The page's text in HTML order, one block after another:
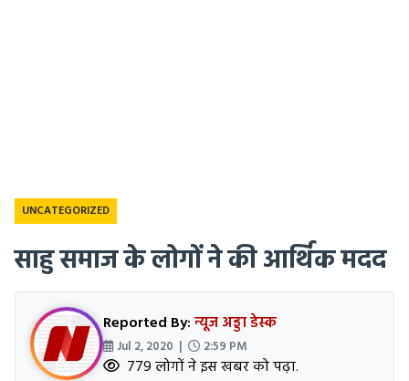
UNCATEGORIZED
साहु समाज के लोगों ने की आर्थिक मदद
Reported By:न्यूज अड्डा डेस्क
Jul 2, 2020 | 2:59 PM
779 लोगों ने इस खबर को पढ़ा.